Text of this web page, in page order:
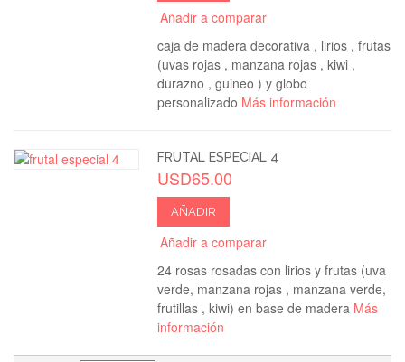
Añadir a comparar
caja de madera decorativa , lirios , frutas
(uvas rojas , manzana rojas , kiwi ,
durazno , guineo ) y globo
personalizado Más información
FRUTAL ESPECIAL 4
USD65.00
AÑADIR
Añadir a comparar
24 rosas rosadas con lirios y frutas (uva
verde, manzana rojas , manzana verde,
frutillas , kiwi) en base de madera Más
información